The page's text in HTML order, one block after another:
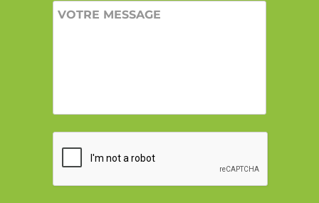
VOTRE
MESSAGE